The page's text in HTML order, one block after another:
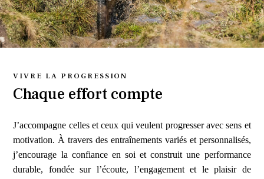
VIVRE LA PROGRESSION
Chaque effort compte
J’accompagne celles et ceux qui veulent progresser avec sens et
motivation. À travers des entraînements variés et personnalisés,
j’encourage la confiance en soi et construit une performance
durable, fondée sur l’écoute, l’engagement et le plaisir de